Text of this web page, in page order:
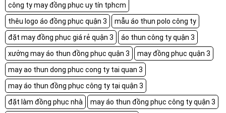
công ty may đồng phục uy tín tphcm
thêu logo áo đồng phục quận 3
mẫu áo thun polo công ty
đặt may đồng phục giá rẻ quận 3
áo thun công ty quận 3
xưởng may áo thun đồng phục quận 3
may đồng phục quận 3
may ao thun dong phuc cong ty tai quan 3
may áo thun đồng phục công ty tại quận 3
đặt làm đồng phục nhà
may áo thun đồng phục công ty quận 3